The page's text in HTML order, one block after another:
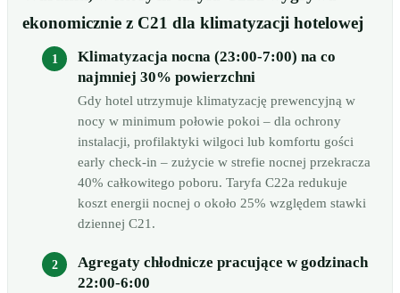
ekonomicznie z C21 dla klimatyzacji hotelowej
Klimatyzacja nocna (23:00-7:00) na co
najmniej 30% powierzchni
Gdy hotel utrzymuje klimatyzację prewencyjną w
nocy w minimum połowie pokoi – dla ochrony
instalacji, profilaktyki wilgoci lub komfortu gości
early check-in – zużycie w strefie nocnej przekracza
40% całkowitego poboru. Taryfa C22a redukuje
koszt energii nocnej o około 25% względem stawki
dziennej C21.
Agregaty chłodnicze pracujące w godzinach
22:00-6:00